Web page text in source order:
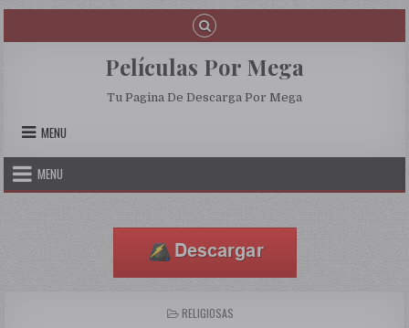
Skip to content
Películas Por Mega
Tu Pagina De Descarga Por Mega
MENU
MENU
POSTED IN
RELIGIOSAS